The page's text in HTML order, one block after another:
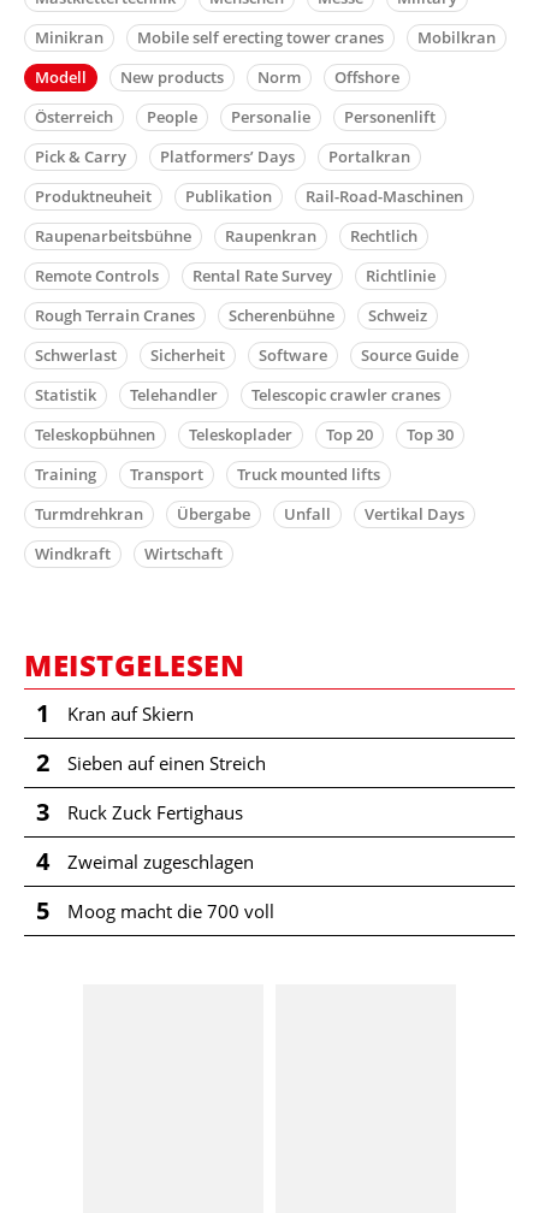
Minikran
Mobile self erecting tower cranes
Mobilkran
Modell
New products Norm
Offshore
Österreich
People Personalie
Personenlift
Pick & Carry
Platformers’ Days
Portalkran
Produktneuheit
Publikation
Rail-Road-Maschinen
Raupenarbeitsbühne
Raupenkran
Rechtlich
Remote Controls
Rental Rate Survey
Richtlinie
Rough Terrain Cranes
Scherenbühne
Schweiz
Schwerlast
Sicherheit Software
Source Guide
Statistik
Telehandler
Telescopic crawler cranes
Teleskopbühnen
Teleskoplader Top 20
Top 30
Training
Transport
Truck mounted lifts
Turmdrehkran
Übergabe Unfall
Vertikal Days
Windkraft
Wirtschaft
MEISTGELESEN
1 Kran auf Skiern
2 Sieben auf einen Streich
3 Ruck Zuck Fertighaus
4 Zweimal zugeschlagen
5 Moog macht die 700 voll